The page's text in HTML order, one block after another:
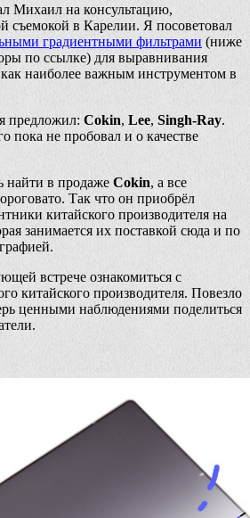
Михаил на консультацию,
съемокой в Карелии. Я посоветовал
градиентными фильтрами (ниже
по ссылке) для выравнивания
наиболее важным инструментом в
предложил: Cokin, Lee, Singh-Ray.
пока не пробовал и о качестве
найти в продаже Cokin, а все
Так что он приобрёл
китайского производителя на
занимается их поставкой сюда и по
встрече ознакомиться с
китайского производителя. Повезло
ценными наблюдениями поделиться